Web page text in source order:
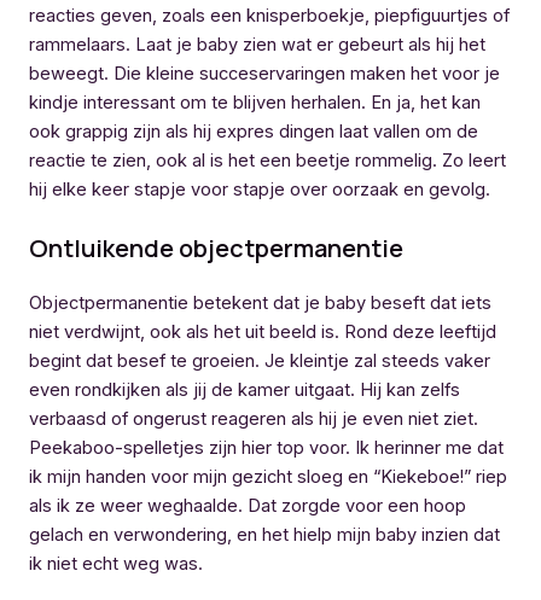
reacties geven, zoals een knisperboekje, piepfiguurtjes of
rammelaars. Laat je baby zien wat er gebeurt als hij het
beweegt. Die kleine succeservaringen maken het voor je
kindje interessant om te blijven herhalen. En ja, het kan
ook grappig zijn als hij expres dingen laat vallen om de
reactie te zien, ook al is het een beetje rommelig. Zo leert
hij elke keer stapje voor stapje over oorzaak en gevolg.
Ontluikende objectpermanentie
Objectpermanentie betekent dat je baby beseft dat iets
niet verdwijnt, ook als het uit beeld is. Rond deze leeftijd
begint dat besef te groeien. Je kleintje zal steeds vaker
even rondkijken als jij de kamer uitgaat. Hij kan zelfs
verbaasd of ongerust reageren als hij je even niet ziet.
Peekaboo-spelletjes zijn hier top voor. Ik herinner me dat
ik mijn handen voor mijn gezicht sloeg en “Kiekeboe!” riep
als ik ze weer weghaalde. Dat zorgde voor een hoop
gelach en verwondering, en het hielp mijn baby inzien dat
ik niet echt weg was.